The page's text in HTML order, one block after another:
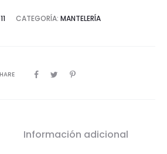
CATEGORÍA: MANTELERÍA
Información adicional